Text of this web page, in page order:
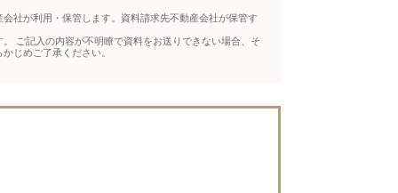
社が利用・保管します。資料請求先不動産会社が保管す
ご記入の内容が不明瞭で資料をお送りできない場合、そ
じめご了承ください。